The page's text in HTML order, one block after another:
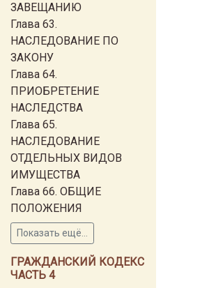
ЗАВЕЩАНИЮ
Глава 63.
НАСЛЕДОВАНИЕ ПО
ЗАКОНУ
Глава 64.
ПРИОБРЕТЕНИЕ
НАСЛЕДСТВА
Глава 65.
НАСЛЕДОВАНИЕ
ОТДЕЛЬНЫХ ВИДОВ
ИМУЩЕСТВА
Глава 66. ОБЩИЕ
ПОЛОЖЕНИЯ
Показать ещё...
ГРАЖДАНСКИЙ КОДЕКС
ЧАСТЬ 4